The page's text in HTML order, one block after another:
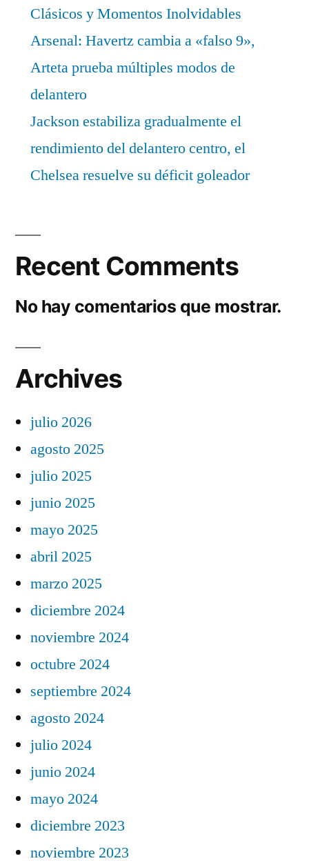
Clásicos y Momentos Inolvidables
Arsenal: Havertz cambia a «falso 9»,
Arteta prueba múltiples modos de
delantero
Jackson estabiliza gradualmente el
rendimiento del delantero centro, el
Chelsea resuelve su déficit goleador
Recent Comments
No hay comentarios que mostrar.
Archives
julio 2026
agosto 2025
julio 2025
junio 2025
mayo 2025
abril 2025
marzo 2025
diciembre 2024
noviembre 2024
octubre 2024
septiembre 2024
agosto 2024
julio 2024
junio 2024
mayo 2024
diciembre 2023
noviembre 2023